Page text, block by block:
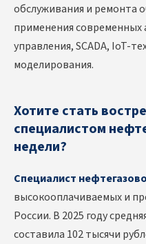
обслуживания и ремонта
применения
управления, SCADA, IoT-
моделирования.
Хотите стать
специалистом
недели?
Специалист
высокооплачиваемых и
России. В 2025 году
составила 102 тысячи